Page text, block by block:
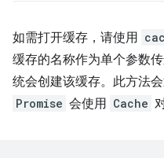
如需打开缓存，请使用
缓存的名称作为单个参数
统会创建该缓存。此方法
Promise 会使用 Cache